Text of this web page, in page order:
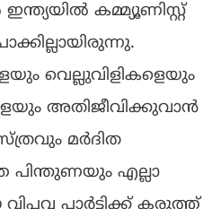
കമ്മ്യൂണിസ്റ്റ്
വെല്ലുവിളികളെയും
അതിജീവിക്കുവാൻ
മർദിത
പിന്തുണയും എല്ലാ